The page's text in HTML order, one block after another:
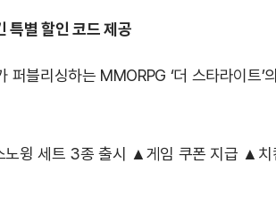
특별 할인 코드 제공
블리싱하는 MMORPG ‘더 스타라이트’
윙 세트 3종 출시 ▲게임 쿠폰 지급 ▲